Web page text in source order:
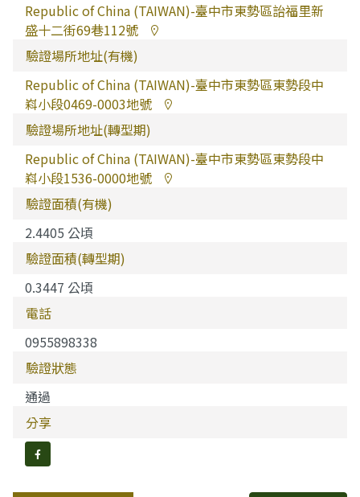
Republic of China (TAIWAN)-臺中市東勢區詒福里新
盛十二街69巷112號
驗證場所地址(有機)
Republic of China (TAIWAN)-臺中市東勢區東勢段中
嵙小段0469-0003地號
驗證場所地址(轉型期)
Republic of China (TAIWAN)-臺中市東勢區東勢段中
嵙小段1536-0000地號
驗證面積(有機)
2.4405 公頃
驗證面積(轉型期)
0.3447 公頃
電話
0955898338
驗證狀態
通過
分享